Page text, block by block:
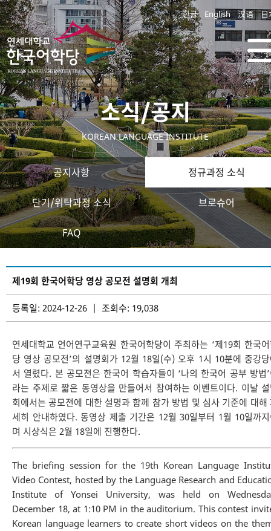
한글 English 汉语 日
소식/공지
KOREAN LANGUAGE INSTITUTE
공지사항 정규과정 소식
단기/위탁과정 소식 브로슈어
FAQ
제19회 한국어학당 영상 공모전 설명회 개최
등록일: 2024-12-26 | 조회수: 19,038
연세대학교 언어연구교육원 한국어학당이 주최하는 ‘제19회 한국
당 영상 공모전’의 설명회가 12월 18일(수) 오후 1시 10분에 중강
서 열렸다. 본 공모전은 한국어 학습자들이 ‘나의 한국어 공부 방법
라는 주제로 짧은 동영상을 만들어서 참여하는 이벤트이다. 이날
회에서는 공모전에 대한 설명과 함께 참가 방법 및 심사 기준에 대해
세히 안내하였다. 동영상 제출 기간은 12월 30일부터 1월 10일까
며 시상식은 2월 18일에 진행한다.
The briefing session for the 19th Korean Language
Video Contest, hosted by the Language Research and
Institute of Yonsei University, was held on
December 18, at 1:10 PM in the auditorium. This contest
Korean language learners to create short videos on the